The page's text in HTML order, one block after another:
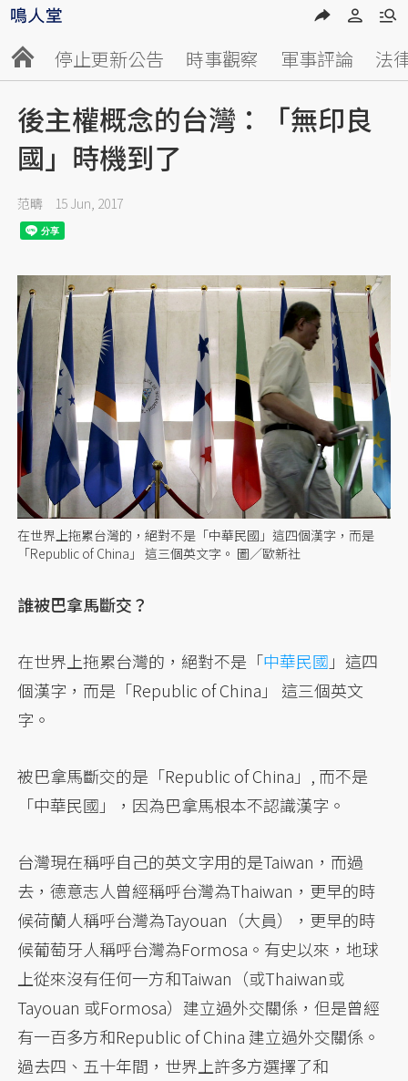
停止更新公告 時事觀察 軍事評論 法
後主權概念的台灣：「無印良
國」時機到了
范疇 15 Jun, 2017
在世界上拖累台灣的，絕對不是「中華民國」這四個漢字，而是
「Republic of China」 這三個英文字。 圖／歐新社
誰被巴拿馬斷交？
在世界上拖累台灣的，絕對不是「中華民國 」這四
個漢字，而是「Republic of China」 這三個英文
字。
被巴拿馬斷交的是「Republic of China」, 而不是
「中華民國」，因為巴拿馬根本不認識漢字。
台灣現在稱呼自己的英文字用的是Taiwan，而過
去，德意志人曾經稱呼台灣為Thaiwan，更早的時
候荷蘭人稱呼台灣為Tayouan（大員），更早的時
候葡萄牙人稱呼台灣為Formosa。有史以來，地球
上從來沒有任何一方和Taiwan（或Thaiwan或
Tayouan 或Formosa）建立過外交關係，但是曾經
有一百多方和Republic of China 建立過外交關係。
過去四、五十年間，世界上許多方選擇了和